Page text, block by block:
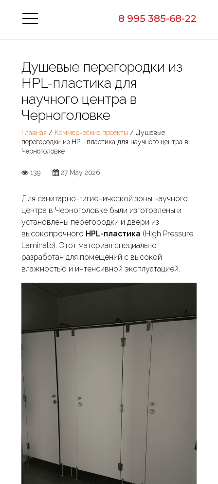
8 995 385-68-22
Душевые перегородки из
HPL-пластика для
научного центра в
Черноголовке
Главная / Коммерческие проекты / Душевые
перегородки из HPL-пластика для научного центра в
Черноголовке
139 27 May 2026
Для санитарно-гигиенической зоны научного
центра в Черноголовке были изготовлены и
установлены перегородки и двери из
высокопрочного HPL-пластика (High Pressure
Laminate). Этот материал специально
разработан для помещений с высокой
влажностью и интенсивной эксплуатацией.